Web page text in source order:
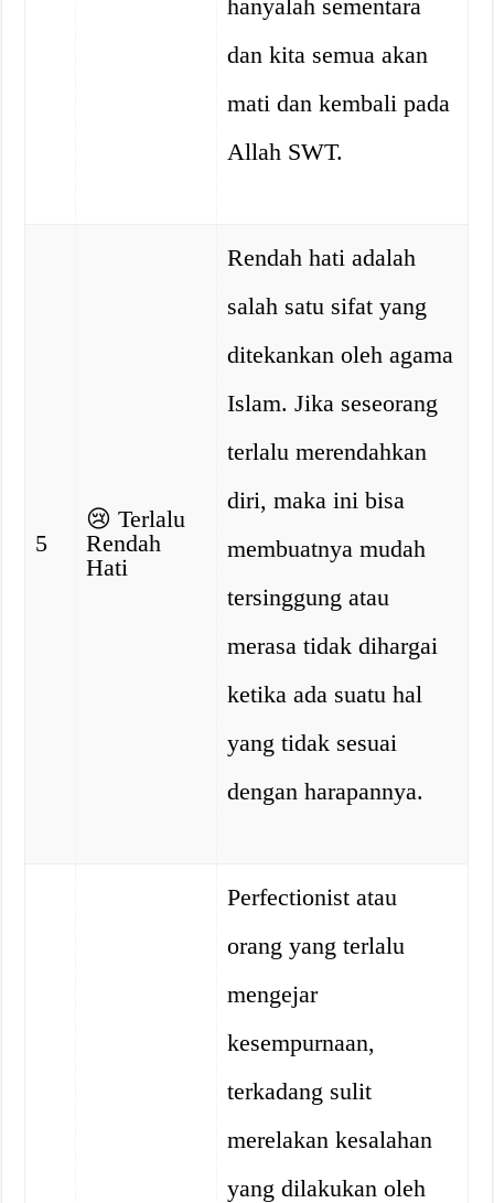
hanyalah sementara
dan kita semua akan
mati dan kembali pada
Allah SWT.
5
😢 Terlalu
Rendah
Hati
Rendah hati adalah
salah satu sifat yang
ditekankan oleh agama
Islam. Jika seseorang
terlalu merendahkan
diri, maka ini bisa
membuatnya mudah
tersinggung atau
merasa tidak dihargai
ketika ada suatu hal
yang tidak sesuai
dengan harapannya.
Perfectionist atau
orang yang terlalu
mengejar
kesempurnaan,
terkadang sulit
merelakan kesalahan
yang dilakukan oleh